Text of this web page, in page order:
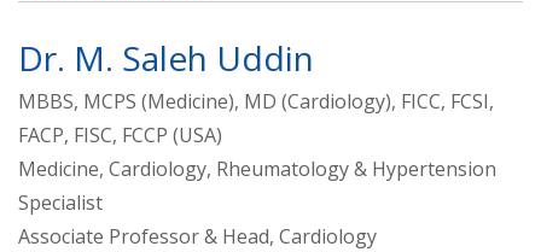
Dr. M. Saleh Uddin
MBBS, MCPS (Medicine), MD (Cardiology), FICC, FCSI,
FACP, FISC, FCCP (USA)
Medicine, Cardiology, Rheumatology & Hypertension
Specialist
Associate Professor & Head, Cardiology